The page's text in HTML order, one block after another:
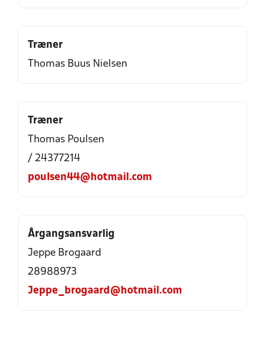
Træner
Thomas Buus Nielsen
Træner
Thomas Poulsen
/ 24377214
poulsen44@hotmail.com
Årgangsansvarlig
Jeppe Brogaard
28988973
Jeppe_brogaard@hotmail.com